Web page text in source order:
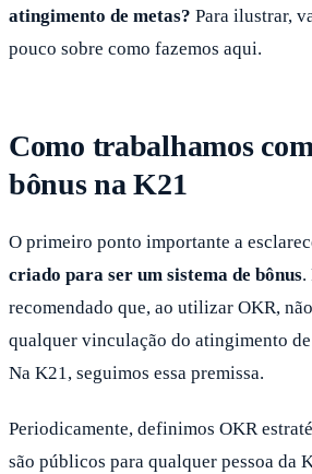
atingimento de metas? Para ilustrar,
pouco sobre como fazemos aqui.
Como trabalhamos
bônus na K21
O primeiro ponto importante a
criado para ser um sistema de bônus.
recomendado que, ao utilizar OKR,
qualquer vinculação do atingimento
Na K21, seguimos essa premissa.
Periodicamente, definimos OKR
são públicos para qualquer pessoa da